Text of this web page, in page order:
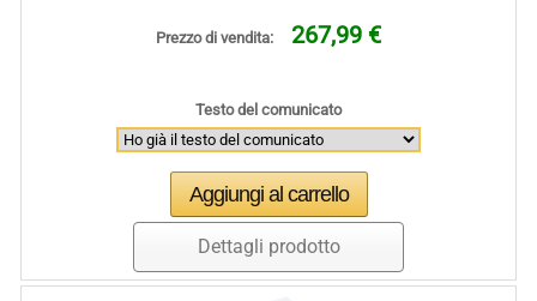
Prezzo di vendita: 267,99 €
Testo del comunicato
Dettagli prodotto